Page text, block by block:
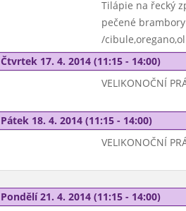
Tilápie na řecký
pečené brambory
/
Čtvrtek 17. 4. 2014 (11:15 - 14:00)
VELIKONOČNÍ
Pátek 18. 4. 2014 (11:15 - 14:00)
VELIKONOČNÍ
Pondělí 21. 4. 2014 (11:15 - 14:00)